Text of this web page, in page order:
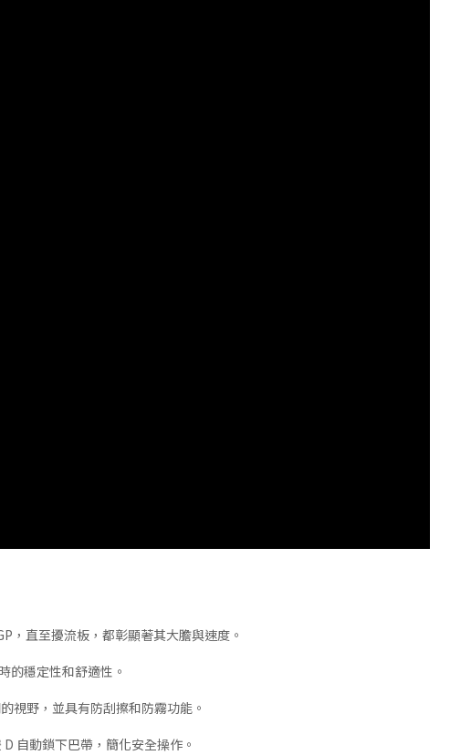
，直至擾流板，都彰顯著其大膽與速度。
的穩定性和舒適性。
視野，並具有防刮擦和防霧功能。
自動鎖下巴帶，簡化安全操作。